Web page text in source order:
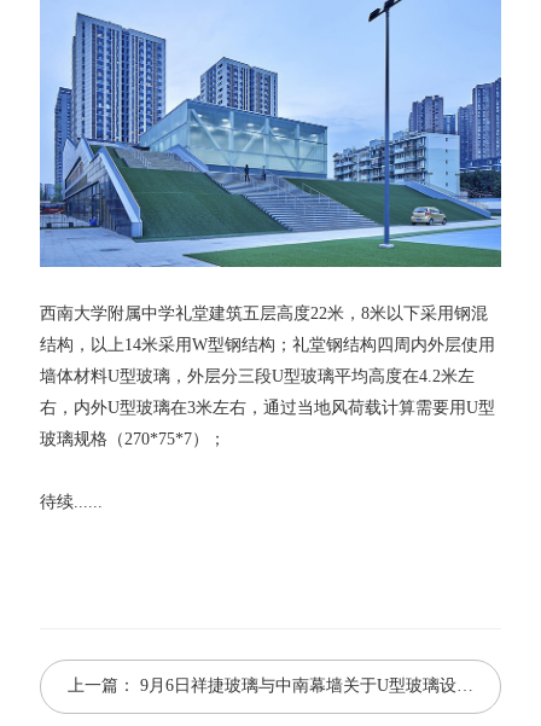
西南大学附属中学礼堂建筑五层高度22米，8米以下采用钢混
结构，以上14米采用W型钢结构；礼堂钢结构四周内外层使用
墙体材料U型玻璃，外层分三段U型玻璃平均高度在4.2米左
右，内外U型玻璃在3米左右，通过当地风荷载计算需要用U型
玻璃规格（270*75*7）；
待续......
上一篇： 9月6日祥捷玻璃与中南幕墙关于U型玻璃设计讨论会议圆满结束